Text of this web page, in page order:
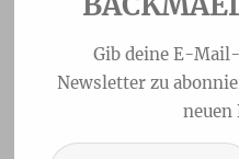
Gib deine E-
Newsletter zu
neuen
Gib deine E-Mail-Adresse ein ...